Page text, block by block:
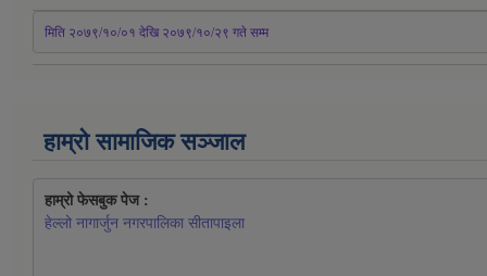
मिति २०७९/१०/०१ देखि २०७९/१०/२९ गते सम्म
हाम्रो सामाजिक सञ्जाल
हाम्रो फेसबुक पेज :
हेल्लो नागार्जुन नगरपालिका सीतापाइला